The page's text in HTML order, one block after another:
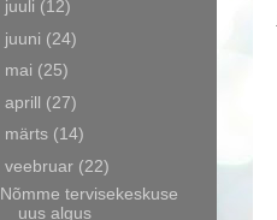
juuli (12)
juuni (24)
mai (25)
aprill (27)
märts (14)
veebruar (22)
Nõmme tervisekeskuse
uus algus